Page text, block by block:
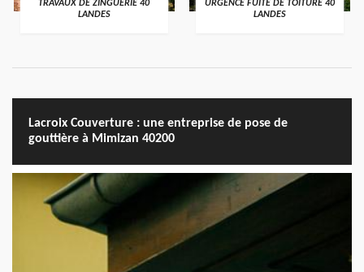
TRAVAUX DE ZINGUERIE 40
LANDES
URGENCE FUITE DE TOITURE 40
LANDES
Lacroix Couverture : une entreprise de pose de
gouttière à Mimizan 40200